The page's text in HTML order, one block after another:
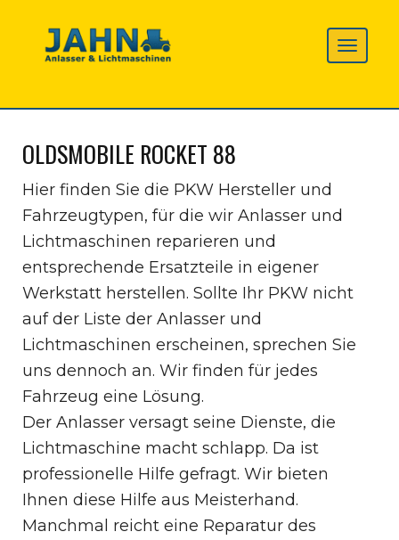
OLDSMOBILE ROCKET 88
Hier finden Sie die PKW Hersteller und
Fahrzeugtypen, für die wir Anlasser und
Lichtmaschinen reparieren und
entsprechende Ersatzteile in eigener
Werkstatt herstellen. Sollte Ihr PKW nicht
auf der Liste der Anlasser und
Lichtmaschinen erscheinen, sprechen Sie
uns dennoch an. Wir finden für jedes
Fahrzeug eine Lösung.
Der Anlasser versagt seine Dienste, die
Lichtmaschine macht schlapp. Da ist
professionelle Hilfe gefragt. Wir bieten
Ihnen diese Hilfe aus Meisterhand.
Manchmal reicht eine Reparatur des